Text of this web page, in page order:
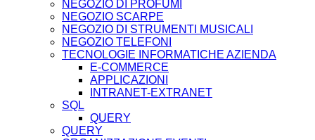
NEGOZIO DI PROFUMI
NEGOZIO SCARPE
NEGOZIO DI STRUMENTI MUSICALI
NEGOZIO TELEFONI
TECNOLOGIE INFORMATICHE AZIENDA
E-COMMERCE
APPLICAZIONI
INTRANET-EXTRANET
SQL
QUERY
QUERY